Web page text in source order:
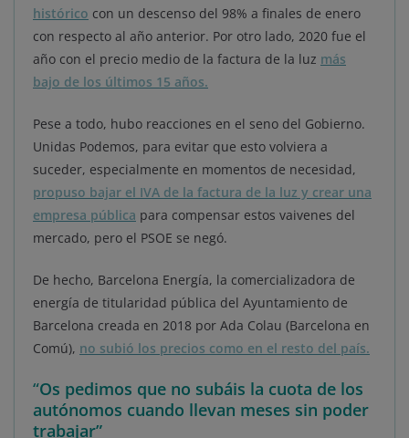
histórico con un descenso del 98% a finales de enero
con respecto al año anterior. Por otro lado, 2020 fue el
año con el precio medio de la factura de la luz más
bajo de los últimos 15 años.
Pese a todo, hubo reacciones en el seno del Gobierno.
Unidas Podemos, para evitar que esto volviera a
suceder, especialmente en momentos de necesidad,
propuso bajar el IVA de la factura de la luz y crear una
empresa pública para compensar estos vaivenes del
mercado, pero el PSOE se negó.
De hecho, Barcelona Energía, la comercializadora de
energía de titularidad pública del Ayuntamiento de
Barcelona creada en 2018 por Ada Colau (Barcelona en
Comú), no subió los precios como en el resto del país.
“Os pedimos que no subáis la cuota de los
autónomos cuando llevan meses sin poder
trabajar”